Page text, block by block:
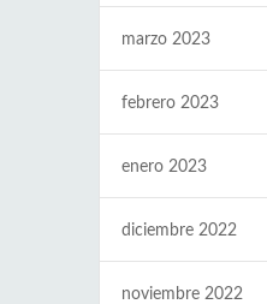
marzo 2023
febrero 2023
enero 2023
diciembre 2022
noviembre 2022